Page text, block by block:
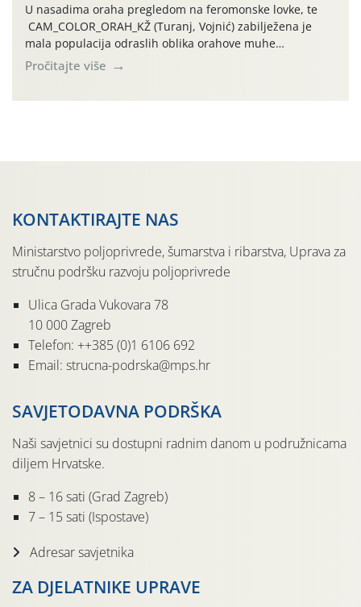
U nasadima oraha pregledom na feromonske lovke, te
CAM_COLOR_ORAH_KŽ (Turanj, Vojnić) zabilježena je
mala populacija odraslih oblika orahove muhe
(Rhagoletis completa). Niska brojnost može se objasniti
činjenicom da je riječ o mladim nasadima s vrlo malim
Pročitajte više
KONTAKTIRAJTE NAS
Ministarstvo poljoprivrede, šumarstva i ribarstva, Uprava za
stručnu podršku razvoju poljoprivrede
Ulica Grada Vukovara 78
10 000 Zagreb
Telefon: ++385 (0)1 6106 692
Email: strucna-podrska@mps.hr
SAVJETODAVNA PODRŠKA
Naši savjetnici su dostupni radnim danom u podružnicama
diljem Hrvatske.
8 – 16 sati (Grad Zagreb)
7 – 15 sati (Ispostave)
Adresar savjetnika
ZA DJELATNIKE UPRAVE